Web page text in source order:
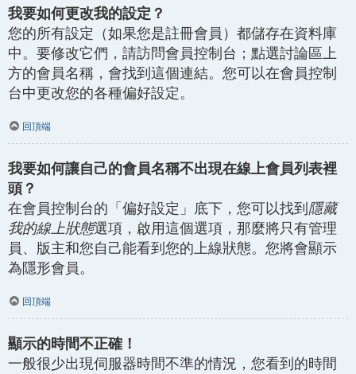
我要如何更改我的設定？
您的所有設定（如果您是註冊會員）都儲存在資料庫
中。要修改它們，請訪問會員控制台；點選討論區上
方的會員名稱，會找到這個連結。您可以在會員控制
台中更改您的各種偏好設定。
回頂端
我要如何讓自己的會員名稱不出現在線上會員列表裡
頭？
在會員控制台的「偏好設定」底下，您可以找到 隱藏
我的線上狀態選項，啟用這個選項，那麼將只有管理
員、版主和您自己能看到您的上線狀態。您將會顯示
為隱形會員。
回頂端
顯示的時間不正確！
一般很少出現伺服器時間不準的情況，您看到的時間